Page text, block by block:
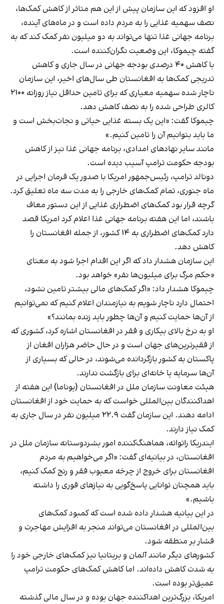
او افزود که این سازمان پیش از این هم متاثر از کاهش کمک‌ها،
نصف سهمیه غذایی را به مردم داده است و در ماه‌های آینده،
برنامه جهانی غذا تنها می‌تواند به دو میلیون نفر کمک کند که به
گفته چیموکا، این وضعیت نگران‌کننده است.
با کاهش ۴۰ درصدی بودجه جهانی در سال جاری و کاهش
تدریجی کمک‌ها به افغانستان طی سال‌های اخیر، این سازمان
ناچار شده سهمیه معیاری که برای تامین حداقل نیاز روزانه ۲۱۰۰
کالری طراحی شده را به نصف کاهش دهد.
چیموکا گفت: «این یک بسته غذایی حیاتی و نجات‌بخش است و
ما باید بتوانیم آن را تامین کنیم.»
مانند سایر نهادهای امدادی، برنامه جهانی غذا نیز از کاهش
بودجه حکومت ترامپ آسیب دیده است.
دونالد ترامپ، رئیس‌جمهور امریکا با صدور یک فرمان اجرایی در
ماه جنوری، تمام کمک‌های خارجی را به مدت سه ماه تعلیق کرد.
گرچه قرار بود کمک‌های اضطراری غذایی از این دستور معاف
باشند، اما این هفته برنامه جهانی غذا اعلام کرد امریکا قصد
دارد کمک‌های اضطراری به ۱۴ کشور، از جمله افغانستان را
کاهش دهد.
این سازمان هشدار داد که اگر این اقدام اجرا شود به معنای
«حکم مرگ برای میلیون‌ها نفر» خواهد بود.
چیموکا هشدار داد: «اگر کمک‌های مالی بیشتر تامین نشود،
احتمال دارد ناچار شویم به نیازمندان اعلام کنیم که نمی‌توانیم
از آن‌ها حمایت کنیم و آن‌ها چطور باید زنده بمانند؟»
او به نرخ بالای بیکاری و فقر در افغانستان اشاره کرد، کشوری که
از فقیرترین‌های جهان است و در حال حاضر هزاران افغان از
پاکستان به کشور بازگردانده می‌شوند، در حالی که بسیاری از
آن‌ها سرمایه یا خانه‌ای برای بازگشت ندارند.
هیئت معاونت سازمان ملل در افغانستان (یوناما) این هفته از
اهداکنندگان بین‌المللی خواست که به حمایت خود از افغانستان
ادامه دهند. این سازمان گفت ۲۲.۹ میلیون نفر در سال جاری به
کمک نیاز دارند.
ایندریکا راتواته، هماهنگ‌کننده امور بشردوستانه سازمان ملل در
افغانستان، در بیانیه‌ای گفت: «اگر می‌خواهیم به مردم
افغانستان برای خروج از چرخه معیوب فقر و رنج کمک کنیم،
باید همچنان توانایی پاسخ‌گویی به نیازهای فوری را داشته
باشیم.»
در این بیانیه هشدار داده شده است که کمبود کمک‌های
بین‌المللی در افغانستان می‌تواند منجر به افزایش مهاجرت و
فشار بر منطقه شود.
کشورهای دیگر مانند آلمان و بریتانیا نیز کمک‌های خارجی خود را
به شدت کاهش داده‌اند. اما کاهش کمک‌های حکومت ترامپ
عمیق‌تر بوده است.
امریکا، بزرگ‌ترین اهداکننده جهان بوده و در سال مالی گذشته